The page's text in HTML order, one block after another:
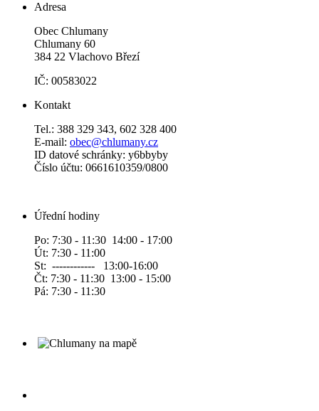
Adresa
Obec Chlumany
Chlumany 60
384 22 Vlachovo Březí
IČ: 00583022
Kontakt
Tel.: 388 329 343, 602 328 400
E-mail: obec@chlumany.cz
ID datové schránky: y6bbyby
Číslo účtu: 0661610359/0800
Úřední hodiny
Po: 7:30 - 11:30 14:00 - 17:00
Út: 7:30 - 11:00
St: ------------ 13:00-16:00
Čt: 7:30 - 11:30 13:00 - 15:00
Pá: 7:30 - 11:30